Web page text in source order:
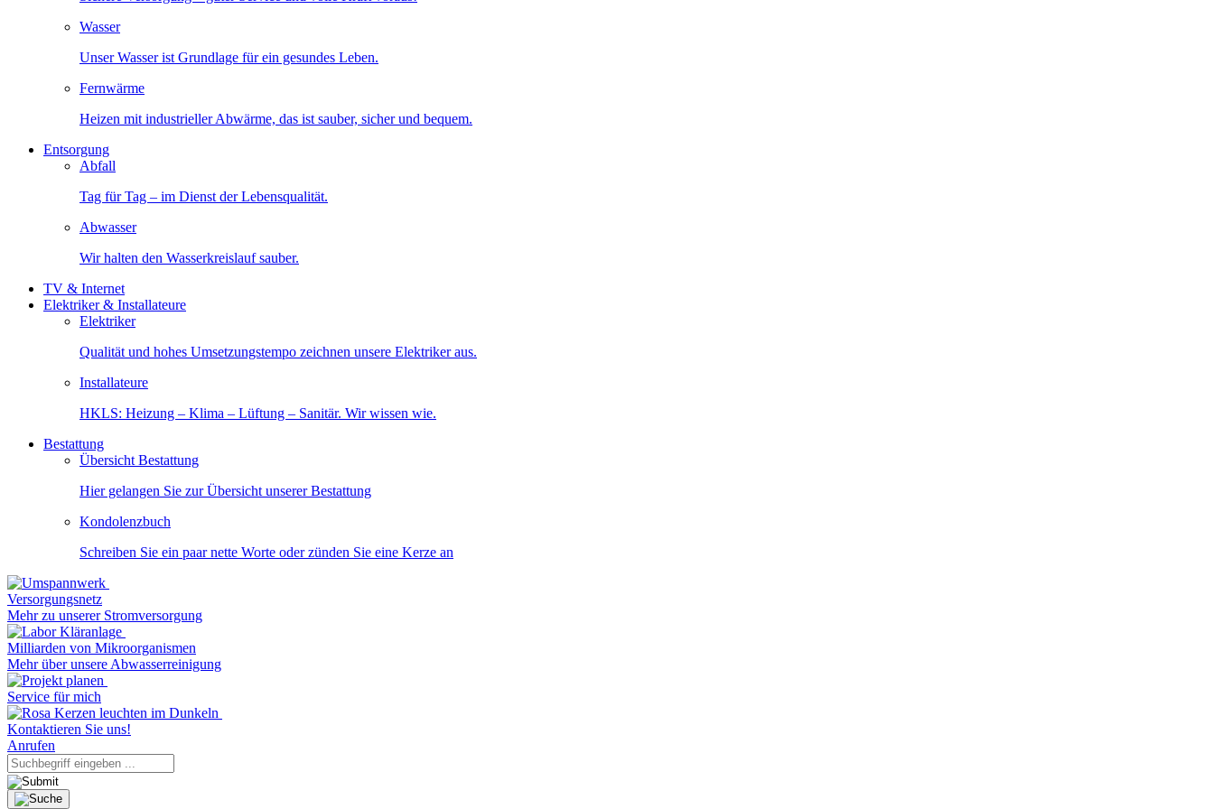
Wasser
Unser Wasser ist Grundlage für ein gesundes Leben.
Fernwärme
Heizen mit industrieller Abwärme, das ist sauber, sicher und bequem.
Entsorgung
Abfall
Tag für Tag – im Dienst der Lebensqualität.
Abwasser
Wir halten den Wasserkreislauf sauber.
TV & Internet
Elektriker & Installateure
Elektriker
Qualität und hohes Umsetzungstempo zeichnen unsere Elektriker aus.
Installateure
HKLS: Heizung – Klima – Lüftung – Sanitär. Wir wissen wie.
Bestattung
Übersicht Bestattung
Hier gelangen Sie zur Übersicht unserer Bestattung
Kondolenzbuch
Schreiben Sie ein paar nette Worte oder zünden Sie eine Kerze an
Versorgungsnetz
Mehr zu unserer Stromversorgung
Milliarden von Mikroorganismen
Mehr über unsere Abwasserreinigung
Service für mich
Kontaktieren Sie uns!
Anrufen